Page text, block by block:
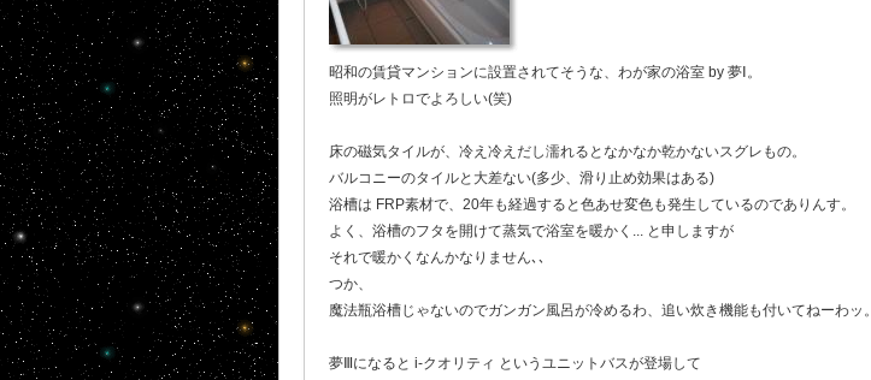
昭和の賃貸マンションに設置されてそうな、わが家の浴室 by 夢Ⅰ。
照明がレトロでよろしい(笑)
床の磁気タイルが、冷え冷えだし濡れるとなかなか乾かないスグレもの。
バルコニーのタイルと大差ない(多少、滑り止め効果はある)
浴槽は FRP素材で、20年も経過すると色あせ変色も発生しているのでありんす。
よく、浴槽のフタを開けて蒸気で浴室を暖かく... と申しますが
それで暖かくなんかなりません､､
つか、
魔法瓶浴槽じゃないのでガンガン風呂が冷めるわ、追い炊き機能も付いてねーわッ。
夢Ⅲになると i-クオリティ というユニットバスが登場して